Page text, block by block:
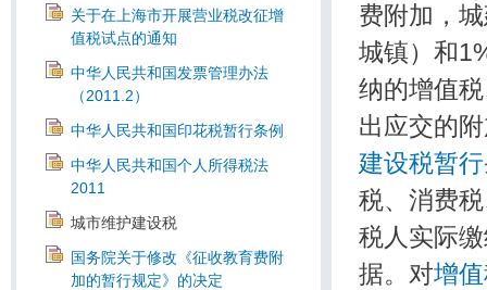
关于在上海市开展营业税改征增
值税试点的通知
中华人民共和国发票管理办法
（2011.2）
中华人民共和国印花税暂行条例
中华人民共和国个人所得税法
2011
城市维护建设税
国务院关于修改《征收教育费附
加的暂行规定》的决定
费附加，
城镇）和
纳的增值
出应交的
建设税暂
税、消费
税人实际
据。对增